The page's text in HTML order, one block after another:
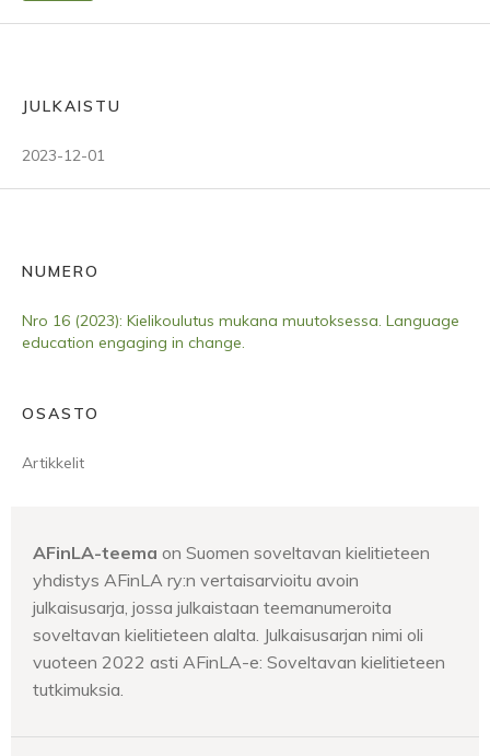
JULKAISTU
2023-12-01
NUMERO
Nro 16 (2023): Kielikoulutus mukana muutoksessa. Language
education engaging in change.
OSASTO
Artikkelit
AFinLA-teema on Suomen soveltavan kielitieteen
yhdistys AFinLA ry:n vertaisarvioitu avoin
julkaisusarja, jossa julkaistaan teemanumeroita
soveltavan kielitieteen alalta. Julkaisusarjan nimi oli
vuoteen 2022 asti AFinLA-e: Soveltavan kielitieteen
tutkimuksia.